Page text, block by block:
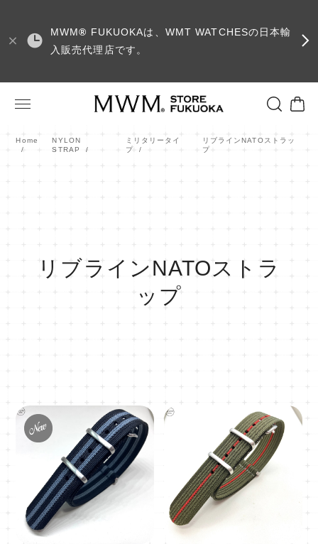
MWM® FUKUOKAは、WMT WATCHESの日本輸
入販売代理店です。
Home
NYLON
STRAP
ミリタリータイ
プ
リブラインNATOストラッ
プ
リブラインNATOストラ
ップ